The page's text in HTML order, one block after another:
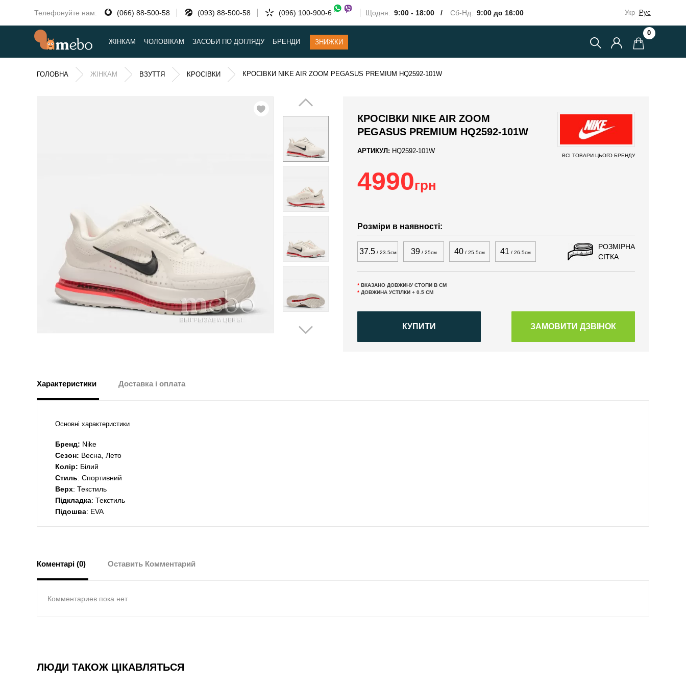
Телефонуйте нам: (066) 88-500-58 (093) 88-500-58 (096) 100-900-6 Щодня: 9:00 - 18:00 / Сб-Нд: 9:00 до 16:00 Укр Рус
ЖІНКАМ ЧОЛОВІКАМ ЗАСОБИ ПО ДОГЛЯДУ БРЕНДИ ЗНИЖКИ
0
ГОЛОВНА ЖІНКАМ ВЗУТТЯ КРОСІВКИ КРОСІВКИ NIKE AIR ZOOM PEGASUS PREMIUM HQ2592-101W
КРОСІВКИ NIKE AIR ZOOM
PEGASUS PREMIUM HQ2592-101W
АРТИКУЛ: HQ2592-101W
ВСІ ТОВАРИ ЦЬОГО БРЕНДУ
4990грн
Розміри в наявності:
37.5/ 23.5см 39/ 25см 40 / 25.5см 41 / 26.5см
РОЗМІРНА
СІТКА
* ВКАЗАНО ДОВЖИНУ СТОПИ В СМ
* ДОВЖИНА УСТІЛКИ + 0.5 СМ
КУПИТИ
Характеристики Доставка і оплата
Основні характеристики
Бренд: Nike
Сезон: Весна, Лето
Колір: Білий
Стиль: Спортивний
Верх: Текстиль
Підкладка: Текстиль
Підошва: EVA
Коментарі (0) Оставить Комментарий
Комментариев пока нет
ЛЮДИ ТАКОЖ ЦІКАВЛЯТЬСЯ